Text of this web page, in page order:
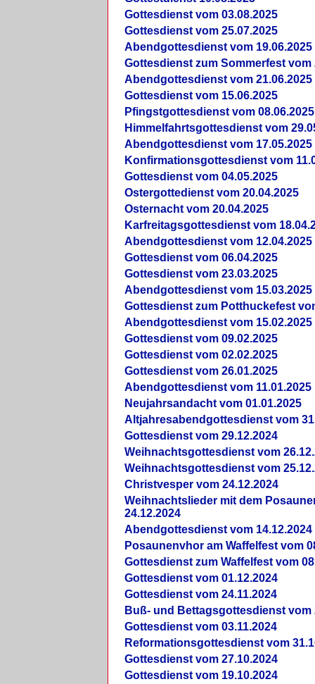
Gottesdienst vom 03.08.2025
Gottesdienst vom 25.07.2025
Abendgottesdienst vom 19.06.2025
Gottesdienst zum Sommerfest vom
Abendgottesdienst vom 21.06.2025
Gottesdienst vom 15.06.2025
Pfingstgottesdienst vom 08.06.2025
Himmelfahrtsgottesdienst vom
Abendgottesdienst vom 17.05.2025
Konfirmationsgottesdienst vom
Gottesdienst vom 04.05.2025
Ostergottedienst vom 20.04.2025
Osternacht vom 20.04.2025
Karfreitagsgottesdienst vom
Abendgottesdienst vom 12.04.2025
Gottesdienst vom 06.04.2025
Gottesdienst vom 23.03.2025
Abendgottesdienst vom 15.03.2025
Gottesdienst zum Potthuckefest
Abendgottesdienst vom 15.02.2025
Gottesdienst vom 09.02.2025
Gottesdienst vom 02.02.2025
Gottesdienst vom 26.01.2025
Abendgottesdienst vom 11.01.2025
Neujahrsandacht vom 01.01.2025
Altjahresabendgottesdienst vom
Gottesdienst vom 29.12.2024
Weihnachtsgottesdienst vom
Weihnachtsgottesdienst vom
Christvesper vom 24.12.2024
Weihnachtslieder mit dem
24.12.2024
Abendgottesdienst vom 14.12.2024
Posaunenvhor am Waffelfest vom
Gottesdienst zum Waffelfest vom
Gottesdienst vom 01.12.2024
Gottesdienst vom 24.11.2024
Buß- und Bettagsgottesdienst vom
Gottesdienst vom 03.11.2024
Reformationsgottesdienst vom
Gottesdienst vom 27.10.2024
Gottesdienst vom 19.10.2024